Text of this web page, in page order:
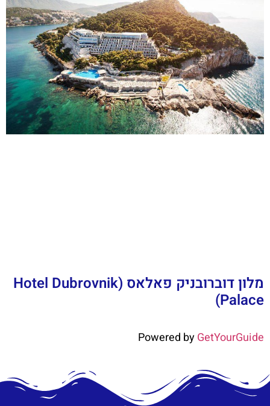
מלון דוברובניק פאלאס (Hotel Dubrovnik
Palace)
Powered byGetYourGuide